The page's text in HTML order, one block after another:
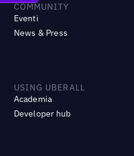
COMMUNITY
Eventi
News & Press
USING UBERALL
Academia
Developer hub